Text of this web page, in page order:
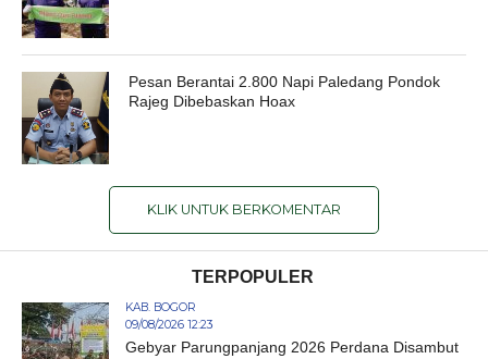
Pesan Berantai 2.800 Napi Paledang Pondok
Rajeg Dibebaskan Hoax
KLIK UNTUK BERKOMENTAR
TERPOPULER
KAB. BOGOR
09/08/2026 12:23
Gebyar Parungpanjang 2026 Perdana Disambut